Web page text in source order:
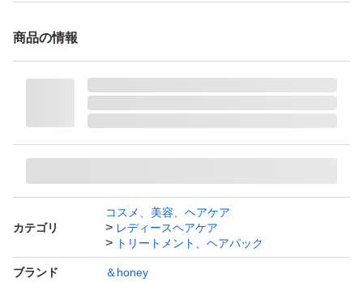
商品の情報
カテゴリ
コスメ、美容、ヘアケア
レディースヘアケア
トリートメント、ヘアパック
ブランド ＆honey